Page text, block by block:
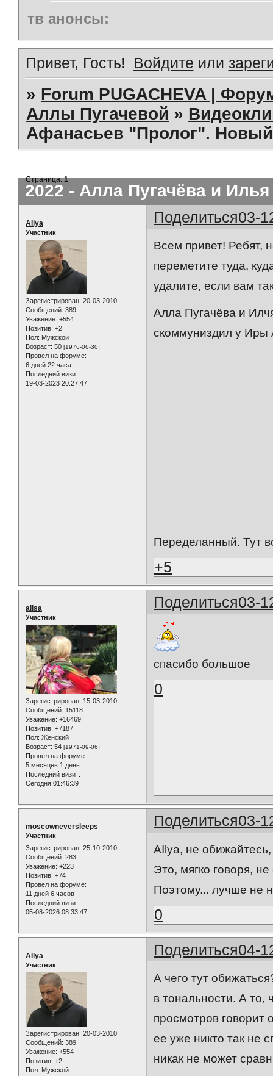
тв анонсы:
Привет, Гость! Войдите или
» Forum PUGACHEVA |
Аллы Пугачевой »
Афанасьев "Пролог". Новый
2022 - Алла Пугачёва и
Страница:1
Поделиться03-
AIlya
Участник
Зарегистрирован: 20-03-2010
Сообщений: 389
Уважение: +554
Позитив: +2
Пол: Мужской
Возраст: 50 [1976-06-30]
Провел на форуме:
6 дней 22 часа
Последний визит:
19-03-2023 20:27:47
Всем привет! Ребят,
переметите туда,
удалите, если вам
Алла Пугачёва и
скоммуниздил у Иры
Переделанный. Тут
+5
Поделиться03-
alisa
Участник
Зарегистрирован: 15-03-2010
Сообщений: 15118
Уважение: +16469
Позитив: +7187
Пол: Женский
Возраст: 54 [1971-09-06]
Провел на форуме:
5 месяцев 1 день
Последний визит:
Сегодня 01:46:39
спасибо большое
0
Поделиться03-
moscowneversleeps
Участник
Зарегистрирован: 25-10-2010
Сообщений: 283
Уважение: +223
Позитив: +74
Провел на форуме:
11 дней 6 часов
Последний визит:
05-08-2026 08:33:47
AIlya, не
Это, мягко говоря,
Поэтому... лучше не
0
Поделиться04-
AIlya
Участник
Зарегистрирован: 20-03-2010
Сообщений: 389
Уважение: +554
Позитив: +2
Пол: Мужской
А чего тут
в тональности. А то,
просмотров говорит
ее уже никто так не
никак не может